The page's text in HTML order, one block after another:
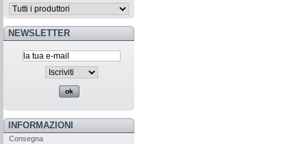
NEWSLETTER
INFORMAZIONI
Consegna